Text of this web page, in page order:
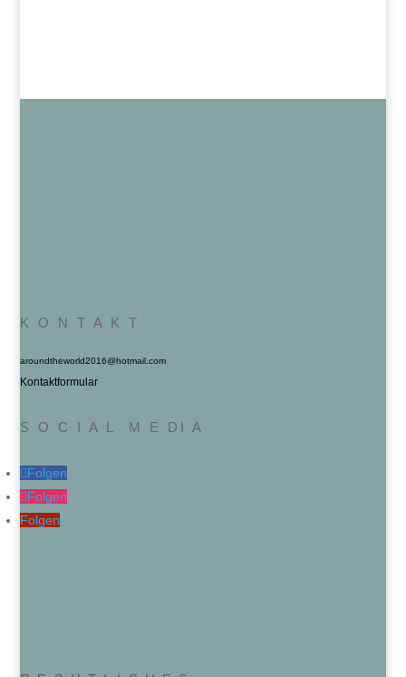
K O N T A K T
aroundtheworld2016@hotmail.com
Kontaktformular
S O C I A L M E DI A
Folgen
Folgen
Folgen